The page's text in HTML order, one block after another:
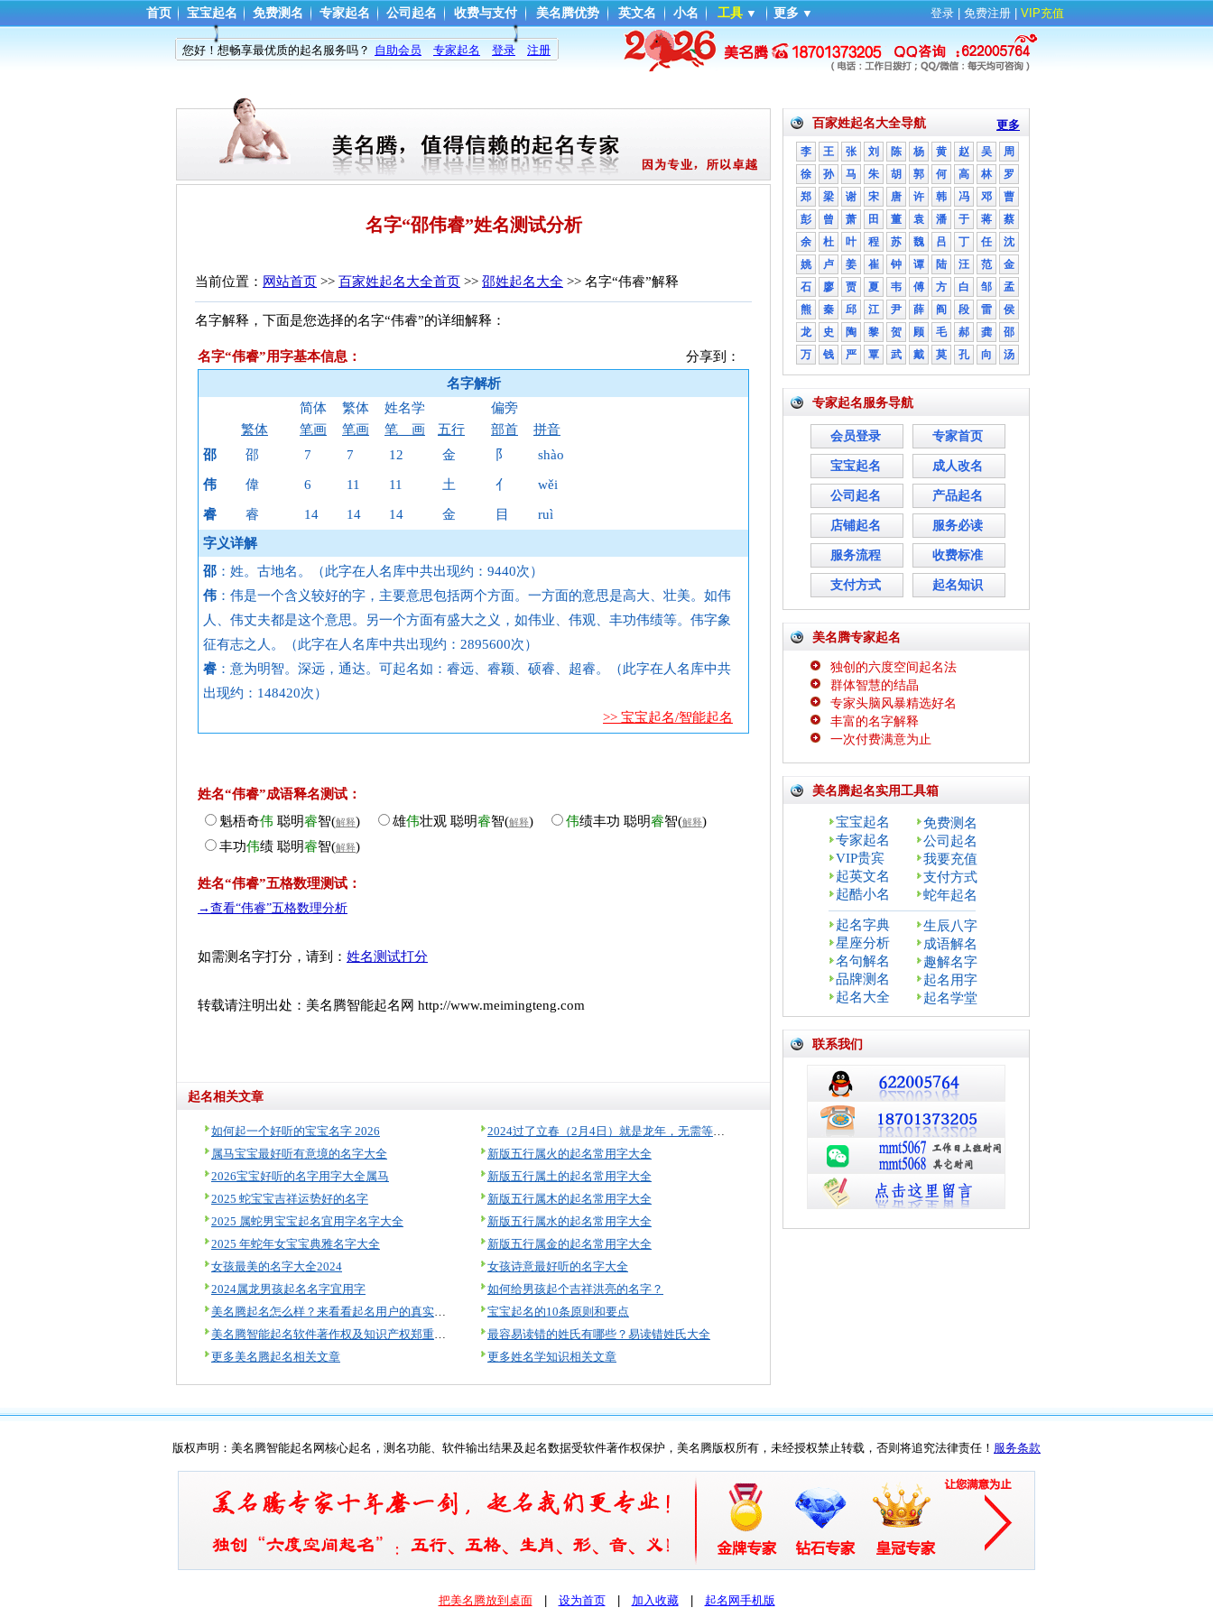
首页 宝宝起名 免费测名 专家起名 公司起名 收费与支付 美名腾优势 英文名 小名 工具 ▼ 更多 ▼ 登录 免费注册 VIP充值
您好！想畅享最优质的起名服务吗？ 自助会员 专家起名 登录 注册
名字“邵伟睿”姓名测试分析
当前位置： 网站首页 >> 百家姓起名大全首页 >> 邵姓起名大全 >> 名字“伟睿”解释
名字解释，下面是您选择的名字“伟睿”的详细解释：
分享到：
名字“伟睿”用字基本信息：
名字解析
繁体
简体
笔画
繁体
笔画
姓名学
笔 画
五行
偏旁
部首
拼音
邵
邵 7 7 12 金 阝 shào
伟 偉 6 11 11 土 亻 wěi
睿 睿 14 14 14 金 目
ruì
字义详解
邵 ：姓。古地名。（此字在人名库中共出现约：9440次）
伟 ：伟是一个含义较好的字，主要意思包括两个方面。一方面的意思是高大、壮美。如伟
人、伟丈夫都是这个意思。另一个方面有盛大之义，如伟业、伟观、丰功伟绩等。伟字象
征有志之人。（此字在人名库中共出现约：2895600次）
睿 ：意为明智。深远，通达。可起名如：睿远、睿颖、硕睿、超睿。（此字在人名库中共
出现约：148420次）
>> 宝宝起名/智能起名
姓名“伟睿”成语释名测试：
魁梧奇伟 聪明睿智(解释) 雄伟壮观 聪明睿智(解释) 伟绩丰功 聪明睿智(解释)
丰功伟绩 聪明睿智(解释)
姓名“伟睿”五格数理测试：
→查看“伟睿”五格数理分析
如需测名字打分，请到： 姓名测试打分
转载请注明出处：美名腾智能起名网 http://www.meimingteng.com
起名相关文章
如何起一个好听的宝宝名字 2026
属马宝宝最好听有意境的名字大全
2026宝宝好听的名字用字大全属马
2025 蛇宝宝吉祥运势好的名字
2025 属蛇男宝宝起名宜用字名字大全
2025 年蛇年女宝宝典雅名字大全
女孩最美的名字大全2024
2024属龙男孩起名名字宜用字
美名腾起名怎么样？来看看起名用户的真实评价！
美名腾智能起名软件著作权及知识产权郑重声明
更多美名腾起名相关文章
2024过了立春（2月4日）就是龙年，无需等到过年！
新版五行属火的起名常用字大全
新版五行属土的起名常用字大全
新版五行属木的起名常用字大全
新版五行属水的起名常用字大全
新版五行属金的起名常用字大全
女孩诗意最好听的名字大全
如何给男孩起个吉祥洪亮的名字？
宝宝起名的10条原则和要点
最容易读错的姓氏有哪些？易读错姓氏大全
更多姓名学知识相关文章
更多
百家姓起名大全导航
李 王 张 刘 陈 杨 黄 赵 吴
周
徐
孙 马 朱 胡 郭 何 高 林
罗
郑
梁 谢 宋 唐 许 韩 冯 邓
曹
彭
曾 萧 田 董 袁 潘 于 蒋
蔡
余
杜 叶 程 苏 魏 吕 丁 任
沈
姚
卢 姜 崔 钟 谭 陆 汪 范
金
石
廖 贾 夏 韦 傅 方 白 邹
孟
熊
秦 邱 江 尹 薛 阎 段 雷
侯
龙
史 陶 黎 贺 顾 毛 郝 龚
邵
万
钱 严 覃 武 戴 莫 孔 向 汤
专家起名服务导航
会员登录 专家首页
宝宝起名 成人改名
公司起名 产品起名
店铺起名 服务必读
服务流程 收费标准
支付方式 起名知识
美名腾专家起名
独创的六度空间起名法
群体智慧的结晶
专家头脑风暴精选好名
丰富的名字解释
一次付费满意为止
美名腾起名实用工具箱
宝宝起名
免费测名
专家起名
公司起名
VIP贵宾
我要充值
起英文名
支付方式
起酷小名
蛇年起名
起名字典
生辰八字
星座分析
成语解名
名句解名
趣解名字
品牌测名
起名用字
起名大全
起名学堂
联系我们
版权声明：美名腾智能起名网核心起名，测名功能、软件输出结果及起名数据受软件著作权保护，美名腾版权所有，未经授权禁止转载，否则将追究法律责任！ 服务条款
把美名腾放到桌面| 设为首页| 加入收藏| 起名网手机版